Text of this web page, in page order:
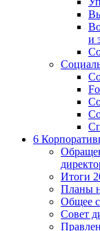
и
6
Итоги
Планы
Общее
Совет